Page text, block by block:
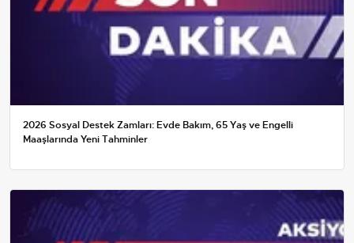
2026 Sosyal Destek Zamları: Evde Bakım, 65 Yaş ve Engelli
Maaşlarında Yeni Tahminler